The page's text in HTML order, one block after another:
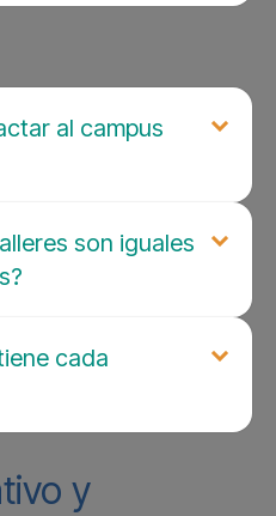
al campus
son iguales
cada
y